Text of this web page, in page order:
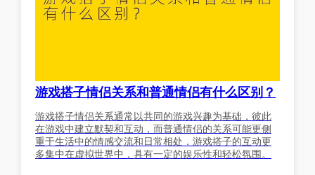
游戏搭子情侣关系和普通情侣有什么区别？
游戏搭子情侣关系通常以共同的游戏兴趣为基础，彼此
在游戏中建立默契和互动，而普通情侣的关系可能更侧
重于生活中的情感交流和日常相处，游戏搭子的互动更
多集中在虚拟世界中，具有一定的娱乐性和轻松氛围。